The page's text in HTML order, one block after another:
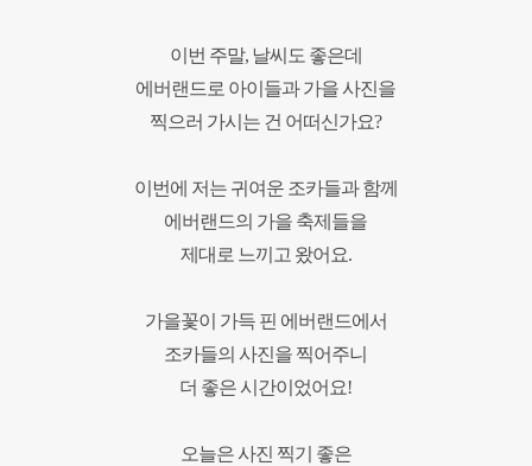
이번 주말, 날씨도 좋은데
에버랜드로 아이들과 가을 사진을
찍으러 가시는 건 어떠신가요?
이번에 저는 귀여운 조카들과 함께
에버랜드의 가을 축제들을
제대로 느끼고 왔어요.
가을꽃이 가득 핀 에버랜드에서
조카들의 사진을 찍어주니
더 좋은 시간이었어요!
오늘은 사진 찍기 좋은